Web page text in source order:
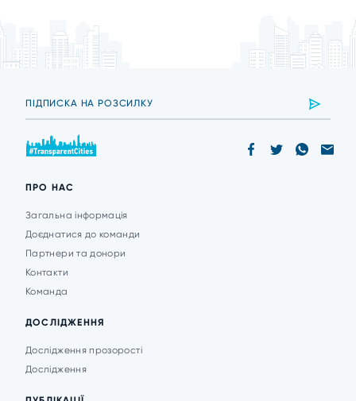
ПРО НАС
Загальна інформація
Доєднатися до команди
Партнери та донори
Контакти
Команда
ДОСЛІДЖЕННЯ
Дослідження прозорості
Дослідження